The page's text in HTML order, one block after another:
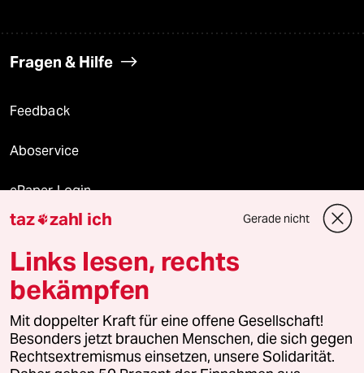
Fragen & Hilfe
Feedback
Aboservice
ePaper Login
Downloads für Abonnierende
© 2026 taz Verlags und Vertriebs GmbH
Alle Rechte vorbehalten. Bei rechtlichen Fragen oder für Genehmigungen
wenden Sie sich bitte an
lizenzen@taz.de
taz zahl ich Gerade nicht
Links lesen, rechts
bekämpfen
Mit doppelter Kraft für eine offene Gesellschaft!
Besonders jetzt brauchen Menschen, die sich gegen
Rechtsextremismus einsetzen, unsere Solidarität.